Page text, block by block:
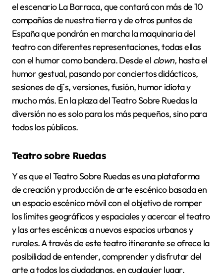
el escenario La Barraca, que contará con más de 10
compañías de nuestra tierra y de otros puntos de
España que pondrán en marcha la maquinaria del
teatro con diferentes representaciones, todas ellas
con el humor como bandera. Desde el clown, hasta el
humor gestual, pasando por conciertos didácticos,
sesiones de dj´s, versiones, fusión, humor idiota y
mucho más. En la plaza del Teatro Sobre Ruedas la
diversión no es solo para los más pequeños, sino para
todos los públicos.
Teatro sobre Ruedas
Y es que el Teatro Sobre Ruedas es una plataforma
de creación y producción de arte escénico basada en
un espacio escénico móvil con el objetivo de romper
los límites geográficos y espaciales y acercar el teatro
y las artes escénicas a nuevos espacios urbanos y
rurales. A través de este teatro itinerante se ofrece la
posibilidad de entender, comprender y disfrutar del
arte a todos los ciudadanos, en cualquier lugar.